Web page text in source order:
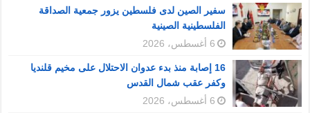
سفير الصين لدى فلسطين يزور جمعية الصداقة
الفلسطينية الصينية
6 أغسطس، 2026
16 إصابة منذ بدء عدوان الاحتلال على مخيم قلنديا
وكفر عقب شمال القدس
6 أغسطس، 2026